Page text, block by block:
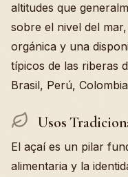
altitudes que
sobre el nivel del
orgánica y una
típicos de las riberas
Brasil, Perú,
Usos
El açaí es un pilar
alimentaria y la